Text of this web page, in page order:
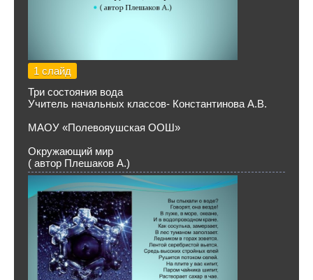
1 слайд
Три состояния вода
Учитель начальных классов- Константинова А.В.
МАОУ «Полевояушская ООШ»
Окружающий мир
( автор Плешаков А.)